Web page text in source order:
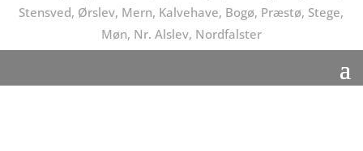
Stensved, Ørslev, Mern, Kalvehave, Bogø, Præstø, Stege,
Møn, Nr. Alslev, Nordfalster